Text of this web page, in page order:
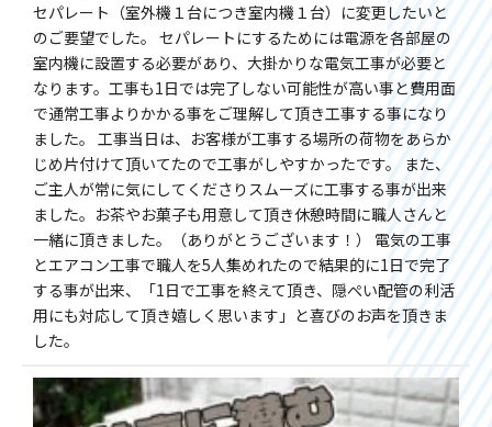
セパレート（室外機１台につき室内機１台）に変更したいと
のご要望でした。 セパレートにするためには電源を各部屋の
室内機に設置する必要があり、大掛かりな電気工事が必要と
なります。工事も1日では完了しない可能性が高い事と費用面
で通常工事よりかかる事をご理解して頂き工事する事になり
ました。 工事当日は、お客様が工事する場所の荷物をあらか
じめ片付けて頂いてたので工事がしやすかったです。 また、
ご主人が常に気にしてくださりスムーズに工事する事が出来
ました。お茶やお菓子も用意して頂き休憩時間に職人さんと
一緒に頂きました。（ありがとうございます！） 電気の工事
とエアコン工事で職人を5人集めれたので結果的に1日で完了
する事が出来、「1日で工事を終えて頂き、隠ぺい配管の利活
用にも対応して頂き嬉しく思います」と喜びのお声を頂きま
した。